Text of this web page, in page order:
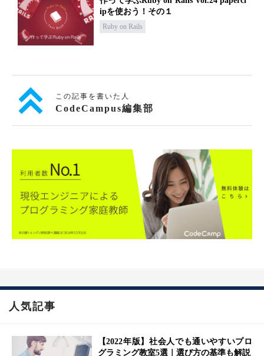
ipを使おう！その１
Ruby on Rails
この記事を書いた人
CodeCampus編集部
人気記事
【2022年版】社会人でも通いやすいプロ
グラミング教室5選｜選び方の基準も解説